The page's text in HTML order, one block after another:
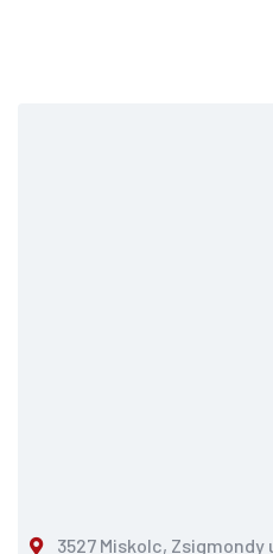
3527 Miskolc, Zsigmondy